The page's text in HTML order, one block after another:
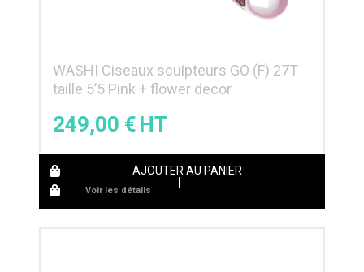
WASHI Ciseaux sculpteurs GO (F) 27T
taille 5’5 Pink + flower decor
249,00 €
AJOUTER AU PANIER
Voir les détails